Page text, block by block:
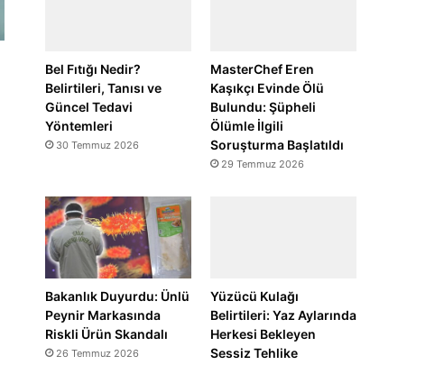
Bel Fıtığı Nedir?
Belirtileri, Tanısı ve
Güncel Tedavi
Yöntemleri
30 Temmuz 2026
MasterChef Eren
Kaşıkçı Evinde Ölü
Bulundu: Şüpheli
Ölümle İlgili
Soruşturma Başlatıldı
29 Temmuz 2026
Bakanlık Duyurdu: Ünlü
Peynir Markasında
Riskli Ürün Skandalı
26 Temmuz 2026
Yüzücü Kulağı
Belirtileri: Yaz Aylarında
Herkesi Bekleyen
Sessiz Tehlike